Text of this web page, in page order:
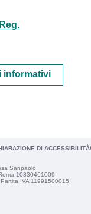
informativi
DI ACCESSIBILITÀ
Sanpaolo.
10830461009
IVA 11991500015